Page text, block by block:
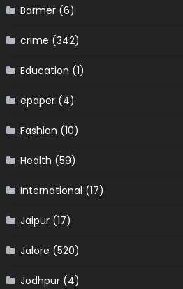
Barmer(6)
crime (342)
Education (1)
epaper(4)
Fashion (10)
Health (59)
International (17)
Jaipur(17)
Jalore (520)
Jodhpur(4)